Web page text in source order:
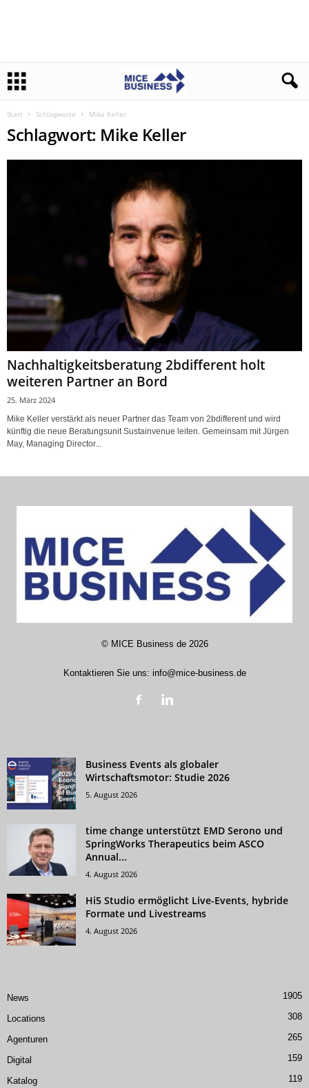
Start Schlagworte Mike Keller
Schlagwort: Mike Keller
Nachhaltigkeitsberatung 2bdifferent holt
weiteren Partner an Bord
25. März 2024
Mike Keller verstärkt als neuer Partner das Team von 2bdifferent und wird
künftig die neue Beratungsunit Sustainvenue leiten. Gemeinsam mit Jürgen
May, Managing Director...
© MICE Business de2026
Kontaktieren Sie uns: info@mice-business.de
Business Events als globaler
Wirtschaftsmotor: Studie 2026
5. August 2026
time change unterstützt EMD Serono und
SpringWorks Therapeutics beim ASCO
Annual...
4. August 2026
Hi5 Studio ermöglicht Live-Events, hybride
Formate und Livestreams
4. August 2026
News 1905
Locations 308
Agenturen 265
Digital 159
Katalog 119